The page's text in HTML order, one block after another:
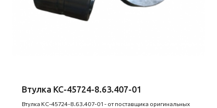
Втулка КС-45724-8.63.407-01
Втулка КС-45724-8.63.407-01 - от поставщика оригинальных